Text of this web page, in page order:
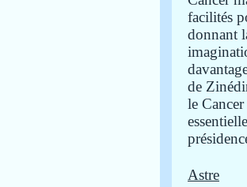
facilités
donnant
de
le
Astre